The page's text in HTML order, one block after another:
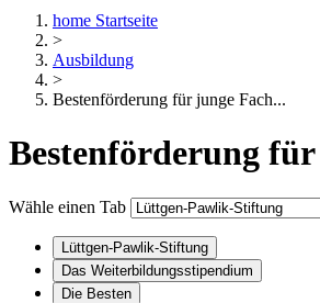
home Startseite
>
Ausbildung
>
Bestenförderung für junge Fach...
Bestenförderung
Wähle einen Tab
Lüttgen-Pawlik-Stiftung
Das Weiterbildungsstipendium
Die Besten